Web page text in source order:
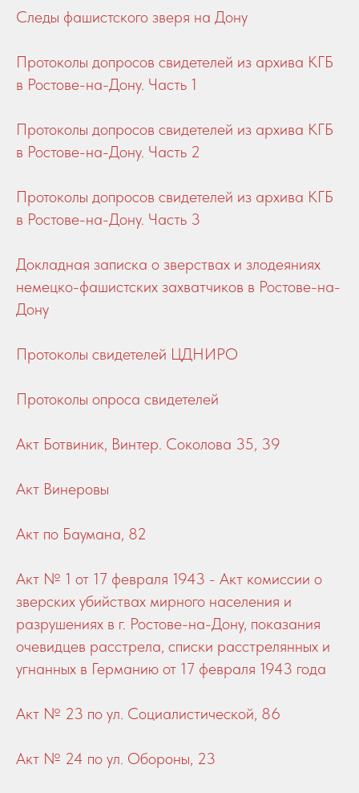
Следы фашистского зверя на Дону
Протоколы допросов свидетелей из архива КГБ
в Ростове-на-Дону. Часть 1
Протоколы допросов свидетелей из архива КГБ
в Ростове-на-Дону. Часть 2
Протоколы допросов свидетелей из архива КГБ
в Ростове-на-Дону. Часть 3
Докладная записка о зверствах и злодеяниях
немецко-фашистских захватчиков в Ростове-на-
Дону
Протоколы свидетелей ЦДНИРО
Протоколы опроса свидетелей
Акт Ботвиник, Винтер. Соколова 35, 39
Акт Винеровы
Акт по Баумана, 82
Акт № 1 от 17 февраля 1943 - Акт комиссии о
зверских убийствах мирного населения и
разрушениях в г. Ростове-на-Дону, показания
очевидцев расстрела, списки расстрелянных и
угнанных в Германию от 17 февраля 1943 года
Акт № 23 по ул. Социалистической, 86
Акт № 24 по ул. Обороны, 23